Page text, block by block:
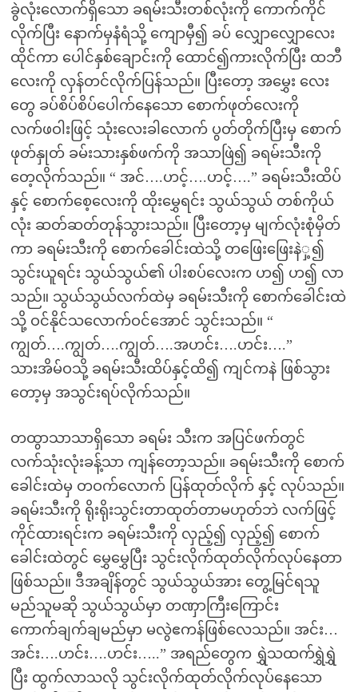
ခွဲလုံးလောက်ရှိသော ခရမ်းသီးတစ်လုံးကို ကောက်ကိုင်
လိုက်ပြီး နောက်မှနံရံသို့ ကျောမှီ၍ ခပ် လျှောလျှောလေး
ထိုင်ကာ ပေါင်နှစ်ချောင်းကို ထောင်၍ကားလိုက်ပြီး ထဘီ
လေးကို လှန်တင်လိုက်ပြန်သည်။ ပြီးတော့ အမွှေး လေး
တွေ ခပ်စိပ်စိပ်ပေါက်နေသော စောက်ဖုတ်လေးကို
လက်ဖဝါးဖြင့် သုံးလေးခါလောက် ပွတ်တိုက်ပြီးမှ စောက်
ဖုတ်နှုတ် ခမ်းသားနှစ်ဖက်ကို အသာဖြဲ၍ ခရမ်းသီးကို
တေ့လိုက်သည်။ “ အင်….ဟင့်….ဟင့်….” ခရမ်းသီးထိပ်
နှင့် စောက်စေ့လေးကို ထိုးမွှေရင်း သွယ်သွယ် တစ်ကိုယ်
လုံး ဆတ်ဆတ်တုန်သွားသည်။ ပြီးတော့မှ မျက်လုံးစုံမှိတ်
ကာ ခရမ်းသီးကို စောက်ခေါင်းထဲသို့ တဖြေးဖြေးနဲှ့၍
သွင်းယူရင်း သွယ်သွယ်၏ ပါးစပ်လေးက ဟ၍ ဟ၍ လာ
သည်။ သွယ်သွယ်လက်ထဲမှ ခရမ်းသီးကို စောက်ခေါင်းထဲ
သို့ ဝင်နိုင်သလောက်ဝင်အောင် သွင်းသည်။ “
ကျွတ်….ကျွတ်….ကျွတ်….အဟင်း….ဟင်း….”
သားအိမ်ဝသို့ ခရမ်းသီးထိပ်နှင့်ထိ၍ ကျင်ကနဲ ဖြစ်သွား
တော့မှ အသွင်းရပ်လိုက်သည်။
တထွာသာသာရှိသော ခရမ်း သီးက အပြင်ဖက်တွင်
လက်သုံးလုံးခန့်သာ ကျန်တော့သည်။ ခရမ်းသီးကို စောက်
ခေါင်းထဲမှ တဝက်လောက် ပြန်ထုတ်လိုက် နှင့် လုပ်သည်။
ခရမ်းသီးကို ရိုးရိုးသွင်းတာထုတ်တာမဟုတ်ဘဲ လက်ဖြင့်
ကိုင်ထားရင်းက ခရမ်းသီးကို လှည့်၍ လှည့်၍ စောက်
ခေါင်းထဲတွင် မွှေမွှေပြီး သွင်းလိုက်ထုတ်လိုက်လုပ်နေတာ
ဖြစ်သည်။ ဒီအချိန်တွင် သွယ်သွယ်အား တွေ့မြင်ရသူ
မည်သူမဆို သွယ်သွယ်မှာ တဏှာကြီးကြောင်း
ကောက်ချက်ချမည်မှာ မလွဲဧကန်ဖြစ်လေသည်။ အင်း…
အင်း….ဟင်း….ဟင်း…..” အရည်တွေက ရွှဲသထက်ရွှဲရွှဲ
ပြီး ထွက်လာသလို သွင်းလိုက်ထုတ်လိုက်လုပ်နေသော